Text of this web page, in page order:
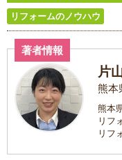
リフォームのノウハウ
著者情報
片
熊本
熊本
リフ
リフ